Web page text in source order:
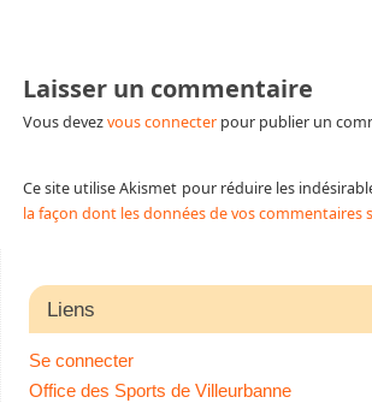
Laisser un commentaire
Vous devezvous connecterpour publier un
Ce site utilise Akismet pour réduire les
la façon dont les données de vos commentaires
Liens
Se connecter
Office des Sports de Villeurbanne